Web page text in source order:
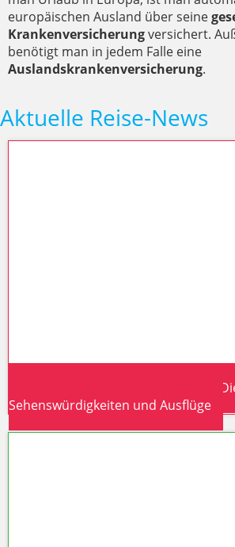
europäischen Ausland über seine
Krankenversicherungversichert.
benötigt man in jedem Falle eine
Auslandskrankenversicherung.
Aktuelle Reise-News
Antalya & Türkische Riviera 2026:
Sehenswürdigkeiten und Ausflüge